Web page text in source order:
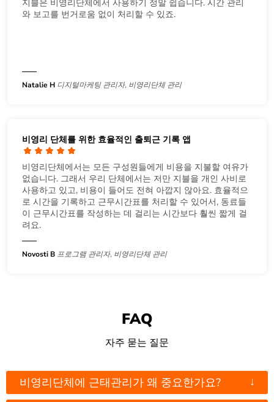
지블은 비영리단체에서 사용하기 정말 쉽습니다. 시간 관리
와 보고를 번거로움 없이 처리할 수 있죠.
Natalie H 디지털마케팅 관리자, 비영리단체 관리
비영리 단체를 위한 효율적인 출퇴근 기록 앱
비영리단체에서는 모든 구성원들에게 비용을 지불할 여유가
없습니다. 그래서 우리 단체에서는 저만 지블을 개인 사비로
사용하고 있고, 비용이 들어도 전혀 아깝지 않아요. 효율적으
로 시간을 기록하고 근무시간표를 처리할 수 있어서, 동료들
이 근무시간표를 작성하는 데 걸리는 시간보다 훨씬 짧게 걸
려요.
Novosti B 프로그램 관리자, 비영리단체 관리
FAQ
자주 묻는 질문
비영리단체에 근태관리가 왜 중요한가요? ↓